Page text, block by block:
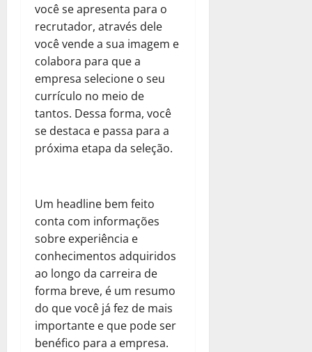
você se apresenta para o
recrutador, através dele
você vende a sua imagem e
colabora para que a
empresa selecione o seu
currículo no meio de
tantos. Dessa forma, você
se destaca e passa para a
próxima etapa da seleção.
Um headline bem feito
conta com informações
sobre experiência e
conhecimentos adquiridos
ao longo da carreira de
forma breve, é um resumo
do que você já fez de mais
importante e que pode ser
benéfico para a empresa.